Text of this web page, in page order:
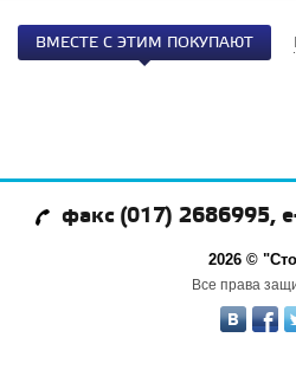
ВМЕСТЕ С ЭТИМ ПОКУПАЮТ
факс (017) 2686995,
2026 ©
Все права